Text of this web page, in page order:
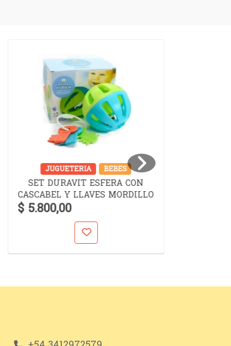
JUGUETERIA BEBES
SET DURAVIT ESFERA CON
CASCABEL Y LLAVES MORDILLO
$ 5.800,00